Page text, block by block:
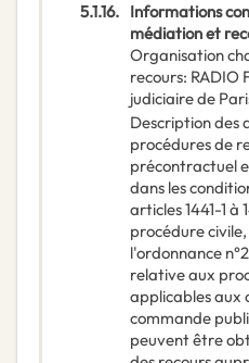
5.1.16. Informations
médiation et
Organisation
recours: RADIO
judiciaire de
Description des
procédures de
précontractuel
dans les
articles 1441-1 à
procédure
l'ordonnance
relative aux
applicables aux
commande
peuvent être